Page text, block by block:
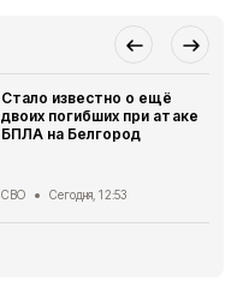
Стало известно о ещё
двоих погибших при атаке
БПЛА на Белгород
СВО Сегодня, 12:53